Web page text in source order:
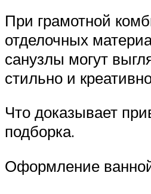
При грамотной
отделочных
санузлы могут
стильно и
Что доказывает
подборка.
Оформление